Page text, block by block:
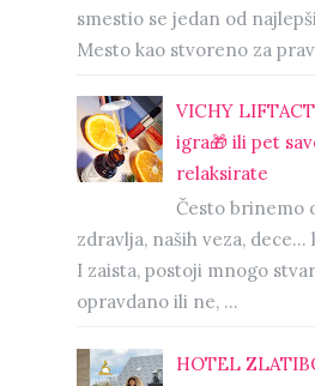
smestio se jedan od
Mesto kao stvoreno za
VICHY
igra🎁 ili pet
relaksirate
Često brinemo
zdravlja, naših veza, dece…
I zaista, postoji mnogo
opravdano ili ne, ...
HOTEL